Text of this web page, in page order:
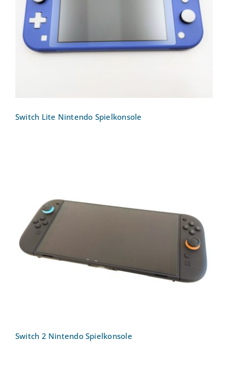
Switch Lite Nintendo Spielkonsole
Switch Lite Nintendo Spielkonsole
Switch 2 Nintendo Spielkonsole